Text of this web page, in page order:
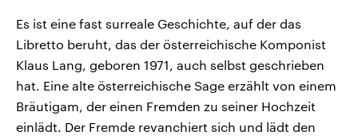
Es ist eine fast surreale Geschichte, auf der das
Libretto beruht, das der österreichische Komponist
Klaus Lang, geboren 1971, auch selbst geschrieben
hat. Eine alte österreichische Sage erzählt von einem
Bräutigam, der einen Fremden zu seiner Hochzeit
einlädt. Der Fremde revanchiert sich und lädt den